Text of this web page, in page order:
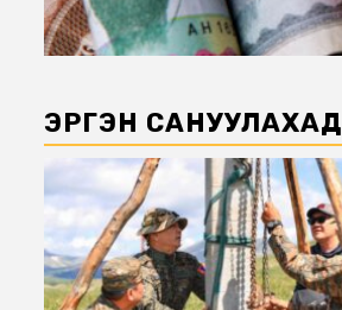
ЭРГЭН САНУУЛАХАД